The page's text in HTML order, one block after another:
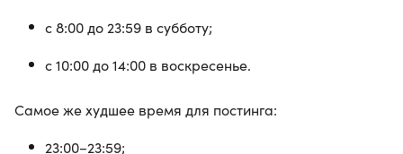
с 8:00 до 23:59 в субботу;
с 10:00 до 14:00 в воскресенье.
Самое же худшее время для постинга:
23:00−23:59;